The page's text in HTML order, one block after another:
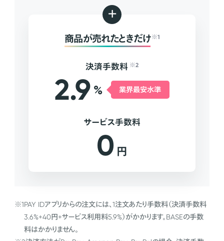
+
商品が売れたときだけ ※1
決済手数料 ※2
2.9 % 業界最安水準
サービス手数料
0 円
※1PAY IDアプリからの注文には、1注文あたり手数料（決済手数料
3.6%+40円+サービス利用料5.9%）がかかります。BASEの手数
料はかかりません。